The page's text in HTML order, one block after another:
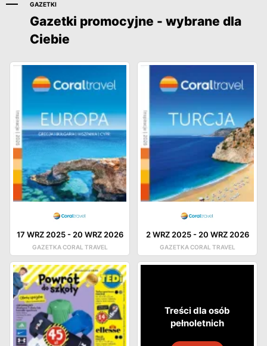
GAZETKI
Gazetki promocyjne - wybrane dla
Ciebie
17 WRZ 2025-20 WRZ 2026
GAZETKA CORAL TRAVEL
2 WRZ 2025-20 WRZ 2026
GAZETKA CORAL TRAVEL
Treści dla osób
pełnoletnich